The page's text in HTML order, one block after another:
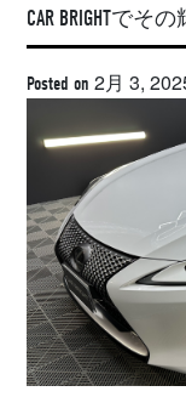
CAR BRIGHTでそ
Posted on2月 3,